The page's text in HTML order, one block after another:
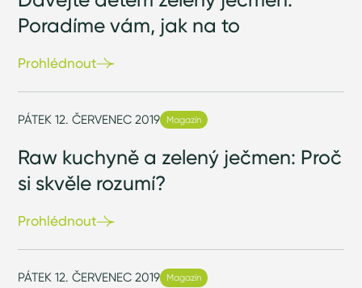
Poradíme vám, jak na to
Prohlédnout
PÁTEK 12. ČERVENEC 2019 Magazín
Raw kuchyně a zelený ječmen: Proč
si skvěle rozumí?
Prohlédnout
PÁTEK 12. ČERVENEC 2019 Magazín